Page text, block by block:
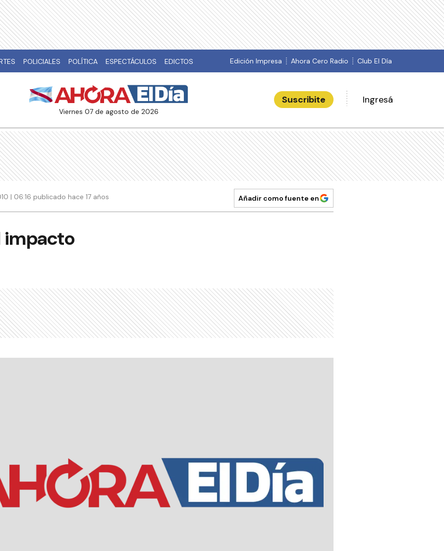
POLICIALES POLÍTICA ESPECTÁCULOS EDICTOS Edición Impresa Ahora Cero Radio Club El Día
viernes 07 de agosto de 2026
Suscribite Ingresá
| 06:16 publicado hace 17 años Añadir como fuente en
impacto